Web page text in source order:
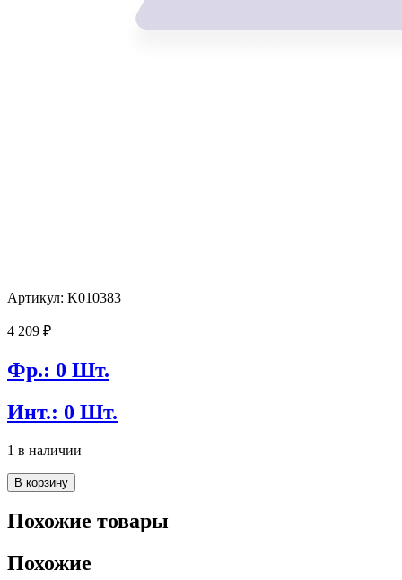
Артикул: K010383
4 209 ₽
Фр.: 0 Шт.
Инт.: 0 Шт.
1 в наличии
Количество
товара
Диск
тормозной
K010383
В корзину
Похожие товары
Похожие